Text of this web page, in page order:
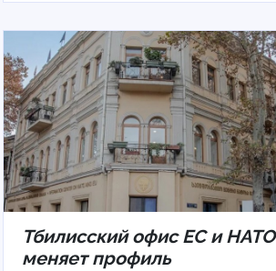
Тбилисский офис ЕС и НАТО
меняет профиль